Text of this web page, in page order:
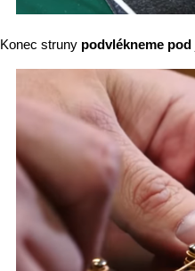
Konec struny podvlékneme pod